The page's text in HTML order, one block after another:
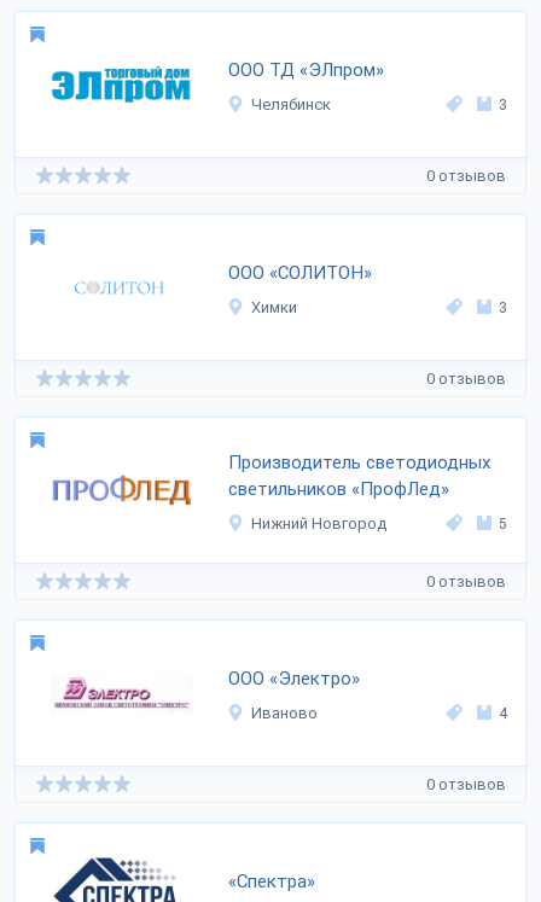
ООО ТД «ЭЛпром»
Челябинск 3
0 отзывов
ООО «СОЛИТОН»
Химки 3
0 отзывов
Производитель светодиодных
светильников «ПрофЛед»
Нижний Новгород 5
0 отзывов
ООО «Электро»
Иваново 4
0 отзывов
«Спектра»